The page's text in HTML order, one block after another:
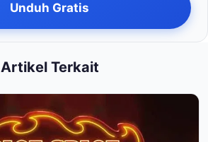
Unduh Gratis
Artikel Terkait